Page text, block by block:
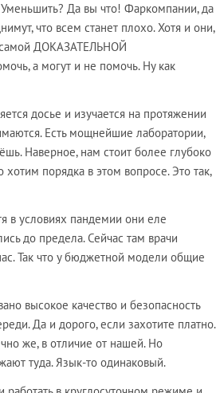
Да вы что! Фаркомпании, да
что всем станет плохо. Хотя и они,
самой ДОКАЗАТЕЛЬНОЙ
а могут и не помочь. Ну как
досье и изучается на протяжении
Есть мощнейшие лаборатории,
Наверное, нам стоит более глубоко
хотим порядка в этом вопросе. Это так,
в условиях пандемии они еле
до предела. Сейчас там врачи
Так что у бюджетной модели общие
высокое качество и безопасность
Да и дорого, если захотите платно.
же, в отличие от нашей. Но
туда. Язык-то одинаковый.